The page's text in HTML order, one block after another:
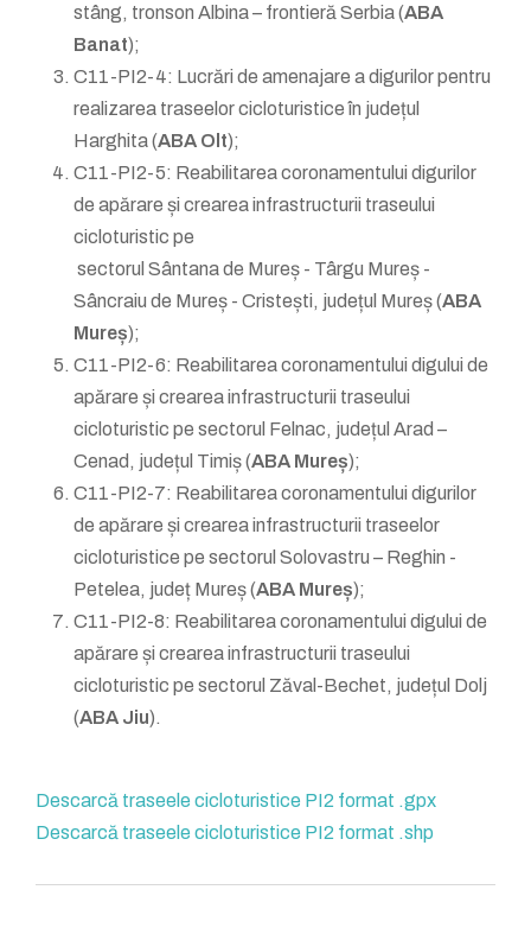
stâng, tronson Albina – frontieră Serbia (ABA
Banat);
C11-PI2-4: Lucrări de amenajare a digurilor pentru
realizarea traseelor cicloturistice în județul
Harghita (ABA Olt);
C11-PI2-5: Reabilitarea coronamentului digurilor
de apărare și crearea infrastructurii traseului
cicloturistic pe
sectorul Sântana de Mureș - Târgu Mureș -
Sâncraiu de Mureș - Cristești, județul Mureș (ABA
Mureș);
C11-PI2-6: Reabilitarea coronamentului digului de
apărare și crearea infrastructurii traseului
cicloturistic pe sectorul Felnac, județul Arad –
Cenad, județul Timiș (ABA Mureș);
C11-PI2-7: Reabilitarea coronamentului digurilor
de apărare și crearea infrastructurii traseelor
cicloturistice pe sectorul Solovastru – Reghin -
Petelea, județ Mureș (ABA Mureș);
C11-PI2-8: Reabilitarea coronamentului digului de
apărare și crearea infrastructurii traseului
cicloturistic pe sectorul Zăval-Bechet, județul Dolj
(ABA Jiu).
Descarcă traseele cicloturistice PI2 format .gpx
Descarcă traseele cicloturistice PI2 format .shp